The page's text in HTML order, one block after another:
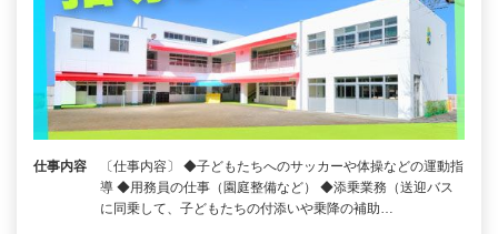
仕事内容
〔仕事内容〕 ◆子どもたちへのサッカーや体操などの運動指
導 ◆用務員の仕事（園庭整備など） ◆添乗業務（送迎バス
に同乗して、子どもたちの付添いや乗降の補助…